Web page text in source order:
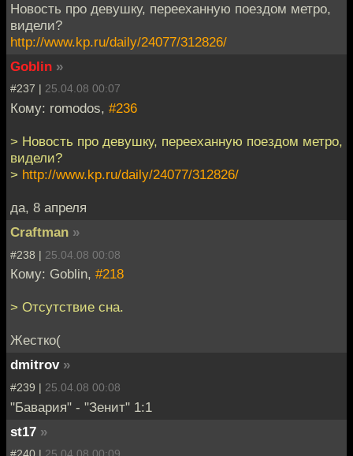
Новость про девушку, перееханную поездом метро,
видели?
http://www.kp.ru/daily/24077/312826/
Goblin »
#237 | 25.04.08 00:07
Кому: romodos, #236
> Новость про девушку, перееханную поездом метро,
видели?
> http://www.kp.ru/daily/24077/312826/
да, 8 апреля
Craftman »
#238 | 25.04.08 00:08
Кому: Goblin, #218
> Отсутствие сна.
Жестко(
dmitrov »
#239 | 25.04.08 00:08
"Бавария" - "Зенит" 1:1
st17 »
#240 | 25.04.08 00:09